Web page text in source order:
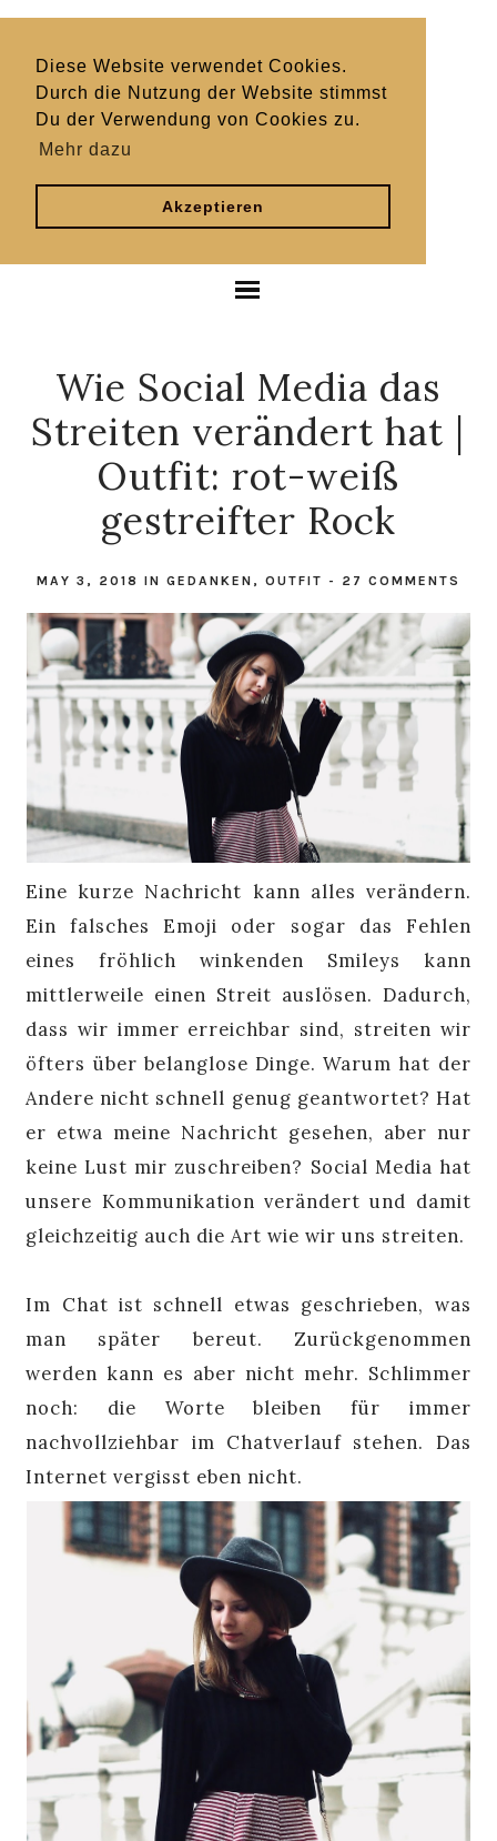
Diese Website verwendet Cookies.
Durch die Nutzung der Website stimmst
Du der Verwendung von Cookies zu.
Mehr dazu
Akzeptieren
Wie Social Media das
Streiten verändert hat |
Outfit: rot-weiß
gestreifter Rock
MAY 3, 2018 IN GEDANKEN , OUTFIT - 27 COMMENTS
Eine kurze Nachricht kann alles verändern.
Ein falsches Emoji oder sogar das Fehlen
eines fröhlich winkenden Smileys kann
mittlerweile einen Streit auslösen. Dadurch,
dass wir immer erreichbar sind, streiten wir
öfters über belanglose Dinge. Warum hat der
Andere nicht schnell genug geantwortet? Hat
er etwa meine Nachricht gesehen, aber nur
keine Lust mir zuschreiben? Social Media hat
unsere Kommunikation verändert und damit
gleichzeitig auch die Art wie wir uns streiten.
Im Chat ist schnell etwas geschrieben, was
man später bereut. Zurückgenommen
werden kann es aber nicht mehr. Schlimmer
noch: die Worte bleiben für immer
nachvollziehbar im Chatverlauf stehen. Das
Internet vergisst eben nicht.